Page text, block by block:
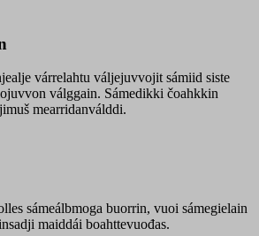
várrelahtu váljejuvvojit sámiid siste
válggain. Sámedikki čoahkkin
mearridanválddi.
sámeálbmoga buorrin, vuoi sámegielain
maiddái boahttevuođas.